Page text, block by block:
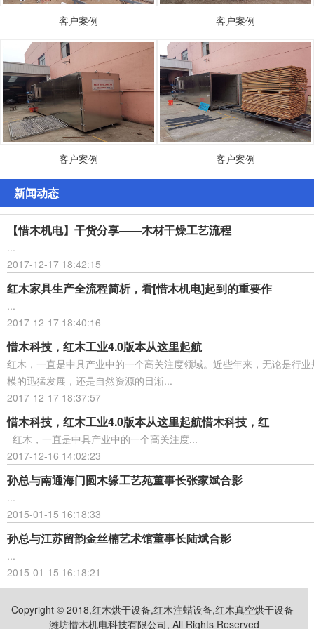
客户案例 客户案例
客户案例 客户案例
新闻动态
【惜木机电】干货分享——木材干燥工艺流程
...
2017-12-17 18:42:15
红木家具生产全流程简析，看[惜木机电]起到的重要作
...
2017-12-17 18:40:16
惜木科技，红木工业4.0版本从这里起航
红木，一直是中具产业中的一个高关注度领域。近些年来，无论是行业
模的迅猛发展，还是自然资源的日渐...
2017-12-17 18:37:57
惜木科技，红木工业4.0版本从这里起航惜木科技，红
红木，一直是中具产业中的一个高关注度...
2017-12-16 14:02:23
孙总与南通海门圆木缘工艺苑董事长张家斌合影
...
2015-01-15 16:18:33
孙总与江苏留韵金丝楠艺术馆董事长陆斌合影
...
2015-01-15 16:18:21
Copyright © 2018,红木烘干设备,红木注蜡设备,红木真空烘干设备-
潍坊惜木机电科技有限公司, All Rights Reserved